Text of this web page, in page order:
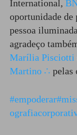
International,
oportunidade de
pessoa
agradeço
Marília Pisciotti
Martino ∴ pelas
#empoderar